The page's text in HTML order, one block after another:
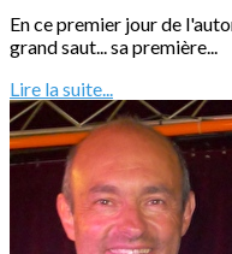
En ce premier jour de
grand saut... sa première...
Lire la suite...